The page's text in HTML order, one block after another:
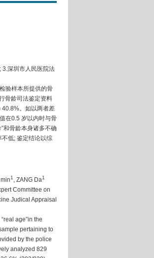
3.深圳市人民医院法
验样本所提供的骨
骨龄司法鉴定资料
40.8%。如以两者差
在0.5 岁以内时与骨
和骨龄本身诸多不确
不低; 鉴定结论以综
1 , ZANG Da1
Committee on
Judical Appraisal
age”in the
pertaining to
by the police
analyzed 829